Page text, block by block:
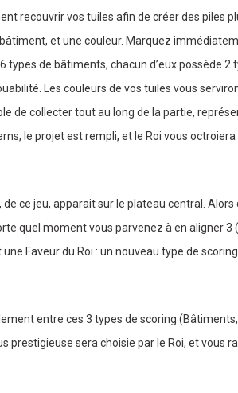
recouvrir vos tuiles afin de créer des piles
et une couleur. Marquez
types de bâtiments, chacun d’eux possède
Les couleurs de vos tuiles vous
de collecter tout au long de la partie,
le projet est rempli, et le Roi vous
de ce jeu, apparait sur le plateau central.
quel moment vous parvenez à en aligner 3
Faveur du Roi : un nouveau type de
entre ces 3 types de scoring
prestigieuse sera choisie par le Roi, et vous